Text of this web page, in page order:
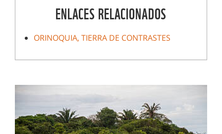
ENLACES RELACIONADOS
ORINOQUIA, TIERRA DE CONTRASTES